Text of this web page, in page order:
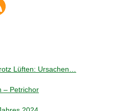
Lüften: Ursachen…
– Petrichor